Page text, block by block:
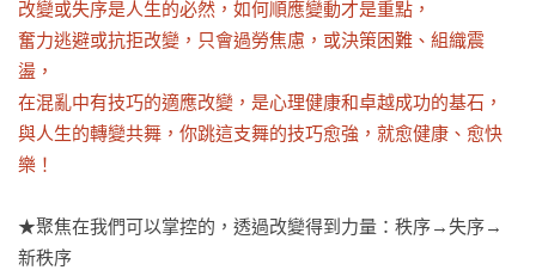
改變或失序是人生的必然，如何順應變動才是重點，
奮力逃避或抗拒改變，只會過勞焦慮，或決策困難、組織震
盪，
在混亂中有技巧的適應改變，是心理健康和卓越成功的基石，
與人生的轉變共舞，你跳這支舞的技巧愈強，就愈健康、愈快
樂！
★聚焦在我們可以掌控的，透過改變得到力量：秩序→失序→
新秩序